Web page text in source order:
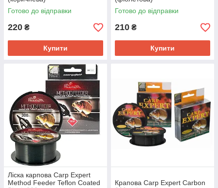
Готово до відправки
220 ₴
Купити
Готово до відправки
210 ₴
Купити
Ліска карпова Carp Expert
Method Feeder Teflon Coated
Крапова Carp Expert Carbon